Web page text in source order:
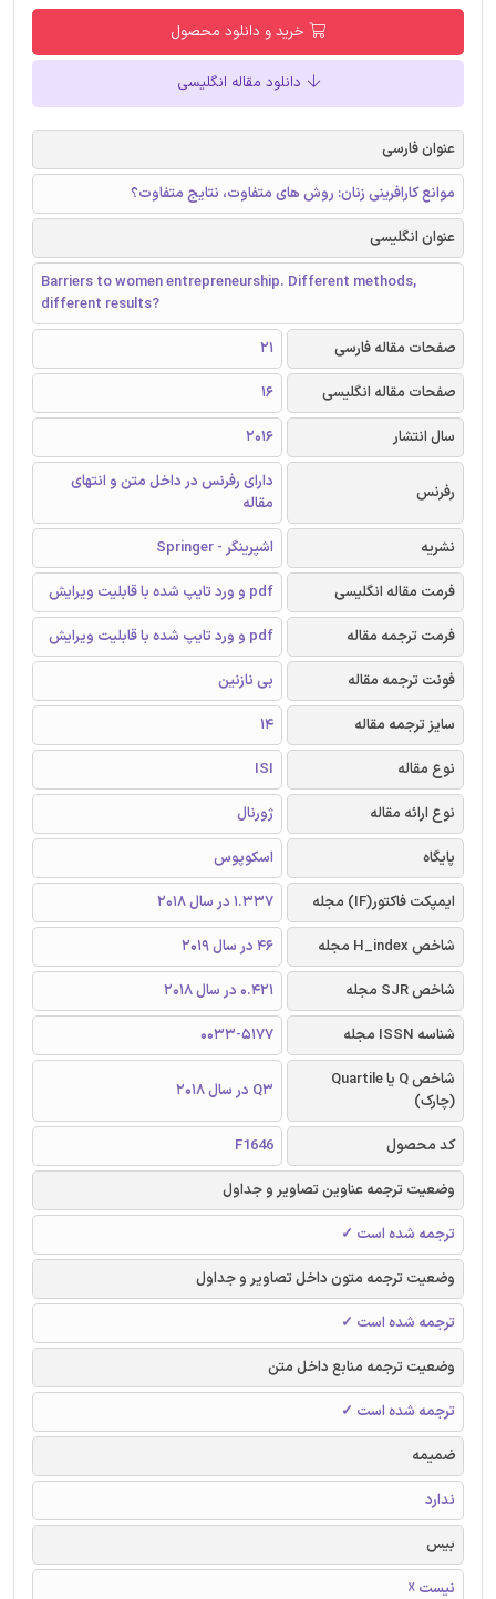
خرید و دانلود محصول
دانلود مقاله انگلیسی
عنوان فارسی
موانع کارافرینی زنان: روش های متفاوت، نتایج متفاوت؟
عنوان انگلیسی
Barriers to women entrepreneurship. Different methods,
different results?
صفحات مقاله فارسی
21
صفحات مقاله انگلیسی
16
سال انتشار
2016
رفرنس
دارای رفرنس در داخل متن و انتهای
مقاله
نشریه
اشپرینگر - Springer
فرمت مقاله انگلیسی
pdf و ورد تایپ شده با قابلیت ویرایش
فرمت ترجمه مقاله
pdf و ورد تایپ شده با قابلیت ویرایش
فونت ترجمه مقاله
بی نازنین
سایز ترجمه مقاله
14
نوع مقاله
ISI
نوع ارائه مقاله
ژورنال
پایگاه
اسکوپوس
ایمپکت فاکتور(IF) مجله
1.337 در سال 2018
شاخص H_index مجله
46 در سال 2019
شاخص SJR مجله
0.421 در سال 2018
شناسه ISSN مجله
0033-5177
شاخص Q یا Quartile
(چارک)
Q3 در سال 2018
کد محصول
F1646
وضعیت ترجمه عناوین تصاویر و جداول
ترجمه شده است ✓
وضعیت ترجمه متون داخل تصاویر و جداول
ترجمه شده است ✓
وضعیت ترجمه منابع داخل متن
ترجمه شده است ✓
ضمیمه
ندارد
بیس
نیست ☓